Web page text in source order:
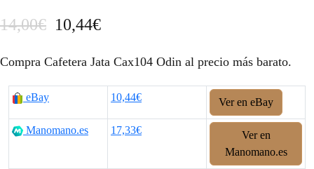
14,00€ E
e
10,44€E
Compra Cafetera Jata Cax104 Odin al precio más barato.
eBay 10,44€ Ver en eBay
Manomano.es 17,33€
Ver en
Manomano.es